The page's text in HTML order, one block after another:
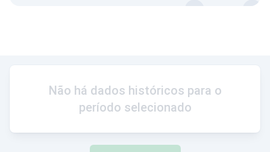
Não há dados históricos para o
período selecionado